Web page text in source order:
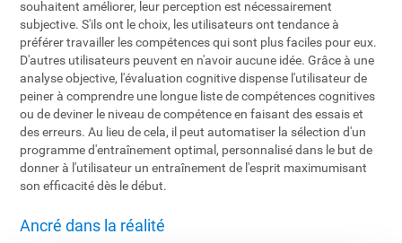
souhaitent améliorer, leur perception est nécessairement
subjective. S'ils ont le choix, les utilisateurs ont tendance à
préférer travailler les compétences qui sont plus faciles pour eux.
D'autres utilisateurs peuvent en n'avoir aucune idée. Grâce à une
analyse objective, l'évaluation cognitive dispense l'utilisateur de
peiner à comprendre une longue liste de compétences cognitives
ou de deviner le niveau de compétence en faisant des essais et
des erreurs. Au lieu de cela, il peut automatiser la sélection d'un
programme d'entraînement optimal, personnalisé dans le but de
donner à l'utilisateur un entraînement de l'esprit maximumisant
son efficacité dès le début.
Ancré dans la réalité